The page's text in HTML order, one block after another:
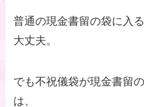
普通の現金書留の袋に入
大丈夫。
でも不祝儀袋が現金書留
は、